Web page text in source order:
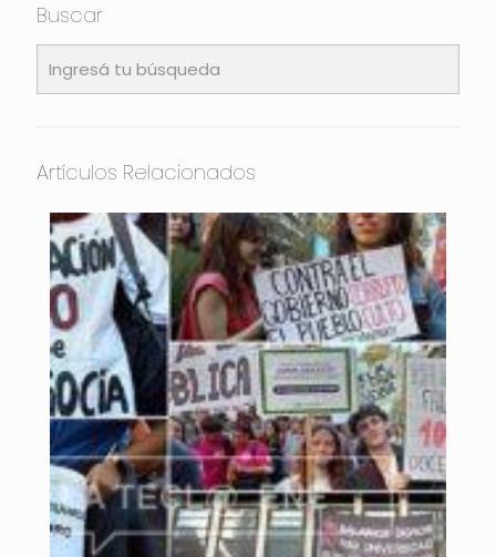
Buscar
Artículos Relacionados